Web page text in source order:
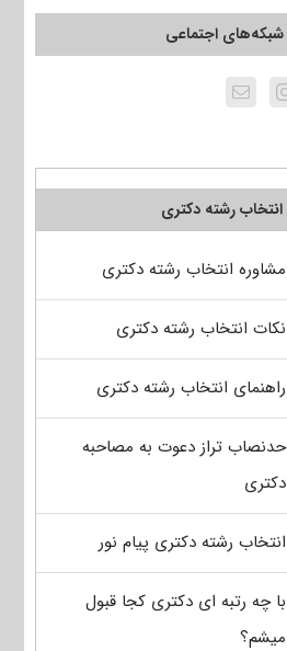
شبکه‌های اجتماعی
انتخاب رشته دکتری
مشاوره انتخاب رشته دکتری
نکات انتخاب رشته دکتری
راهنمای انتخاب رشته دکتری
حدنصاب تراز دعوت به مصاحبه
دکتری
انتخاب رشته دکتری پیام نور
با چه رتبه ای دکتری کجا قبول
میشم؟